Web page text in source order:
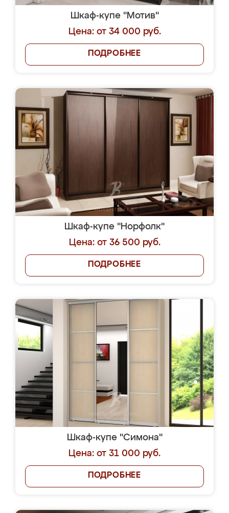
Шкаф-купе "Мотив"
Цена: от 34 000 руб.
ПОДРОБНЕЕ
Шкаф-купе "Норфолк"
Цена: от 36 500 руб.
ПОДРОБНЕЕ
Шкаф-купе "Симона"
Цена: от 31 000 руб.
ПОДРОБНЕЕ